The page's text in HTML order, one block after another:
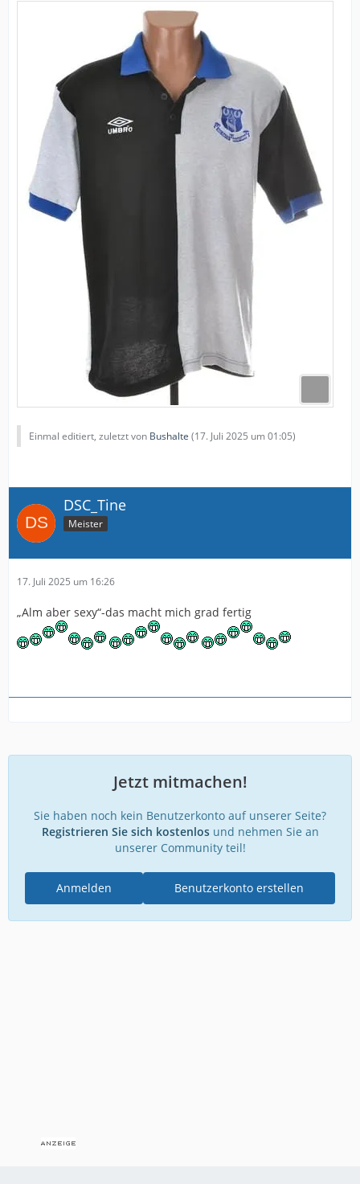
Einmal editiert, zuletzt von Bushalte (17. Juli 2025 um 01:05)
DSC_Tine
Meister
17. Juli 2025 um 16:26
„Alm aber sexy“-das macht mich grad fertig
Jetzt mitmachen!
Sie haben noch kein Benutzerkonto auf unserer Seite?
Registrieren Sie sich kostenlosund nehmen Sie an
unserer Community teil!
Benutzerkonto erstellen
Anmelden